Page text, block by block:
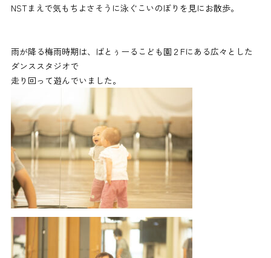
NSTまえで気もちよさそうに泳ぐこいのぼりを見にお散歩。
雨が降る梅雨時期は、ばとぅーるこども園２Fにある広々とした
ダンススタジオで
走り回って遊んでいました。